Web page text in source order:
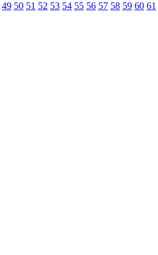
49 50 51 52 53 54 55 56 57 58 59 60 61